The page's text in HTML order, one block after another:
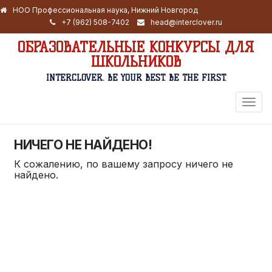
НОО Профессиональная наука, Нижний Новгород
+7 (962) 508-7402
head@interclover.ru
ОБРАЗОВАТЕЛЬНЫЕ КОНКУРСЫ ДЛЯ
ШКОЛЬНИКОВ
INTERCLOVER. BE YOUR BEST. BE THE FIRST.
НИЧЕГО НЕ НАЙДЕНО!
К сожалению, по вашему запросу ничего не
найдено.